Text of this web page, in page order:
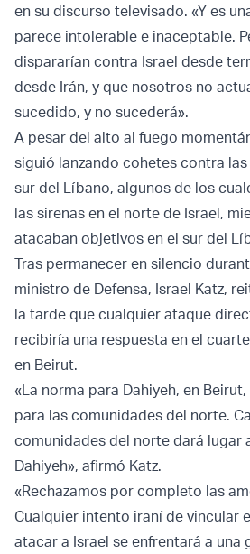
en su discurso televisado. «Y es
parece intolerable e inaceptable.
dispararían contra Israel desde
desde Irán, y que nosotros no
sucedido, y no sucederá».
A pesar del alto al fuego
siguió lanzando cohetes contra
sur del Líbano, algunos de los
las sirenas en el norte de Israel,
atacaban objetivos en el sur del
Tras permanecer en silencio
ministro de Defensa, Israel Katz,
la tarde que cualquier ataque
recibiría una respuesta en el
en Beirut.
«La norma para Dahiyeh, en
para las comunidades del norte.
comunidades del norte dará lugar
Dahiyeh», afirmó Katz.
«Rechazamos por completo las
Cualquier intento iraní de vincular
atacar a Israel se enfrentará a una